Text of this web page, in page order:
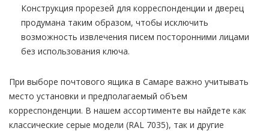
Конструкция прорезей для корреспонденции и дверец
продумана таким образом, чтобы исключить
возможность извлечения писем посторонними лицами
без использования ключа.
При выборе почтового ящика в Самаре важно учитывать
место установки и предполагаемый объем
корреспонденции. В нашем ассортименте вы найдете как
классические серые модели (RAL 7035), так и другие